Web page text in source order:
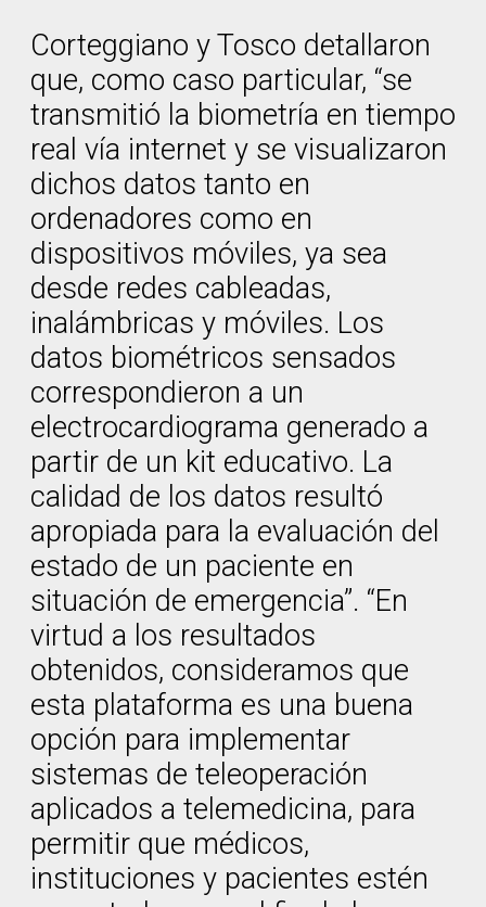
Corteggiano y Tosco detallaron
que, como caso particular, “se
transmitió la biometría en tiempo
real vía internet y se visualizaron
dichos datos tanto en
ordenadores como en
dispositivos móviles, ya sea
desde redes cableadas,
inalámbricas y móviles. Los
datos biométricos sensados
correspondieron a un
electrocardiograma generado a
partir de un kit educativo. La
calidad de los datos resultó
apropiada para la evaluación del
estado de un paciente en
situación de emergencia”. “En
virtud a los resultados
obtenidos, consideramos que
esta plataforma es una buena
opción para implementar
sistemas de teleoperación
aplicados a telemedicina, para
permitir que médicos,
instituciones y pacientes estén